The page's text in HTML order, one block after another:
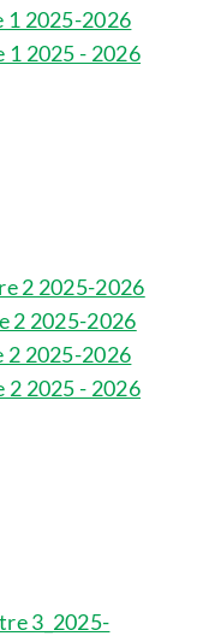
1 2025-2026
2025 - 2026
2 2025-2026
2 2025-2026
2 2025-2026
2025 - 2026
3_2025-